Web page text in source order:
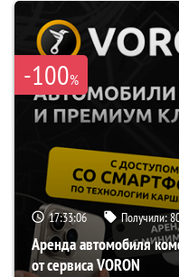
-100%
17:33:05 Получили:
Аренда автомобиля
от сервиса VORON